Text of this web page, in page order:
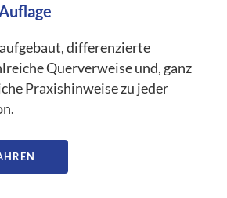
differenzierte
Querverweise und, ganz
Praxishinweise zu jeder